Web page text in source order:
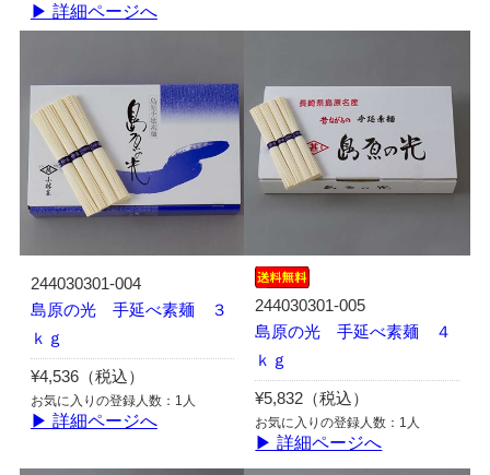
▶ 詳細ページへ
244030301-004
島原の光 手延べ素麺 ３
ｋｇ
¥4,536（税込）
お気に入りの登録人数：1人
▶ 詳細ページへ
244030301-005
島原の光 手延べ素麺 ４
ｋｇ
¥5,832（税込）
お気に入りの登録人数：1人
▶ 詳細ページへ